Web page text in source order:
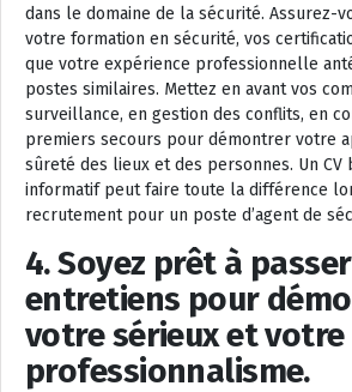
dans le domaine de la sécurité. Assurez-
votre formation en sécurité, vos
que votre expérience professionnelle
postes similaires. Mettez en avant vos
surveillance, en gestion des conflits, en
premiers secours pour démontrer votre
sûreté des lieux et des personnes. Un
informatif peut faire toute la différence
recrutement pour un poste d’agent de
4. Soyez prêt à
entretiens pour
votre sérieux et votre
professionnalisme.